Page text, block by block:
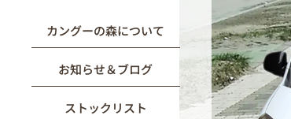
カングーの森について
お知らせ＆ブログ
ストックリスト